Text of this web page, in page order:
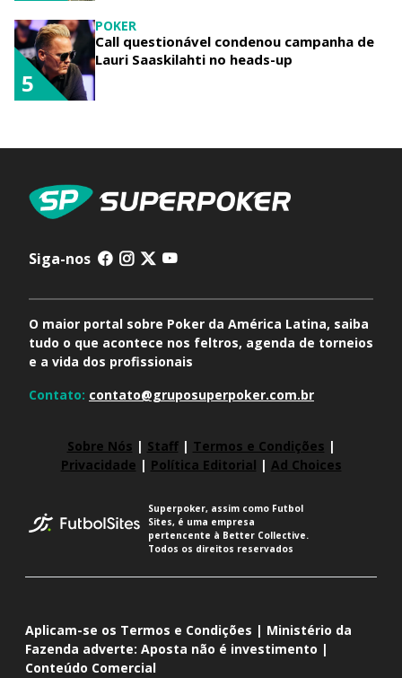
POKER
Call questionável condenou campanha de
Lauri Saaskilahti no heads-up
5
Siga-nos
O maior portal sobre Poker da América Latina, saiba
tudo o que acontece nos feltros, agenda de torneios
e a vida dos profissionais
Contato: contato@gruposuperpoker.com.br
Sobre Nós | Staff| Termos e Condições |
Privacidade | Política Editorial | Ad Choices
Superpoker, assim como Futbol
Sites, é uma empresa
pertencente à Better Collective.
Todos os direitos reservados
Aplicam-se os Termos e Condições | Ministério da
Fazenda adverte: Aposta não é investimento |
Conteúdo Comercial